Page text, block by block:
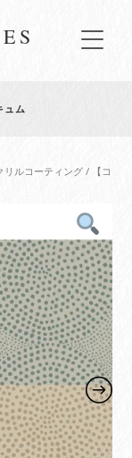
ュム
リルコーティング/ 【コ